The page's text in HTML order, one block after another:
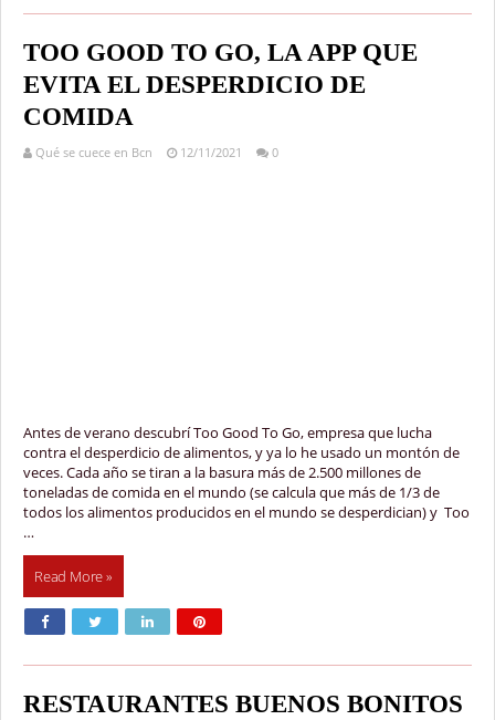
TOO GOOD TO GO, LA APP QUE
EVITA EL DESPERDICIO DE
COMIDA
Qué se cuece en Bcn 12/11/2021 0
Antes de verano descubrí Too Good To Go, empresa que lucha
contra el desperdicio de alimentos, y ya lo he usado un montón de
veces. Cada año se tiran a la basura más de 2.500 millones de
toneladas de comida en el mundo (se calcula que más de 1/3 de
todos los alimentos producidos en el mundo se desperdician) y Too
…
Read More »
RESTAURANTES BUENOS BONITOS